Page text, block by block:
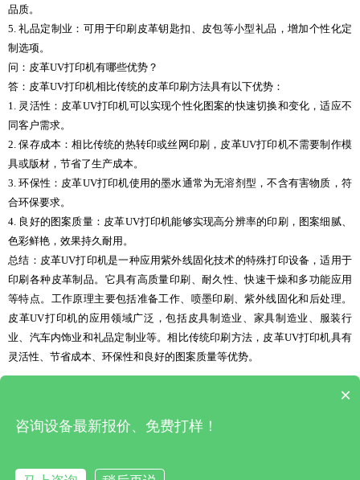
品质。
5. 礼品定制业：可用于印刷皮革钥匙扣、皮包等小型礼品，增加个性化定
制选项。
问：皮革UV打印机有哪些优势？
答：皮革UV打印机相比传统的皮革印刷方法具有以下优势：
1. 灵活性：皮革UV打印机可以实现个性化图案的快速切换和变化，适应不
同客户需求。
2. 保存成本：相比传统的热转印或丝网印刷，皮革UV打印机不需要制作模
具或版材，节省了生产成本。
3. 环保性：皮革UV打印机使用的墨水通常为无溶剂型，不含有害物质，符
合环保要求。
4. 良好的图案质量：皮革UV打印机能够实现高分辨率的印刷，图案细腻、
色彩鲜艳，效果持久耐用。
总结：皮革UV打印机是一种应用紫外线固化技术的特殊打印设备，适用于
印刷各种皮革制品。它具有高质量印刷、耐久性、快速干燥和多功能应用
等特点。工作原理主要包括准备工作、喷墨印刷、紫外线固化和后处理。
皮革UV打印机的应用领域广泛，包括皮具制造业、家具制造业、服装行
业、汽车内饰业和礼品定制业等。相比传统印刷方法，皮革UV打印机具有
灵活性、节省成本、环保性和良好的图案质量等优势。
×
咨询设备最新报价、免费打样！